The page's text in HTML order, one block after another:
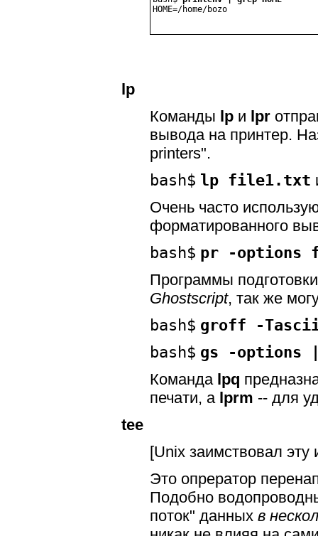
HOME=/home/bozo
lp
Команды lp и lpr
вывода на принтер.
printers".
bash$ lp file1.txt
Очень часто
форматированного
bash$ pr -
Программы
Ghostscript, так же
bash$ groff -
bash$ gs -
Команда lpq
печати, а lprm -- для
tee
[Unix заимствовал
Это опрератор
Подобно
поток" данных в